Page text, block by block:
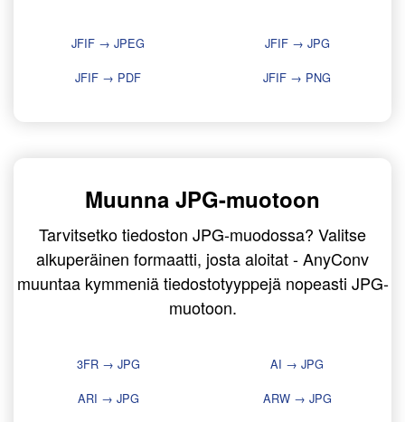
JFIF → JPEG
JFIF → JPG
JFIF → PDF
JFIF → PNG
Muunna JPG-muotoon
Tarvitsetko tiedoston JPG-muodossa? Valitse
alkuperäinen formaatti, josta aloitat - AnyConv
muuntaa kymmeniä tiedostotyyppejä nopeasti JPG-
muotoon.
3FR → JPG
AI → JPG
ARI → JPG
ARW → JPG